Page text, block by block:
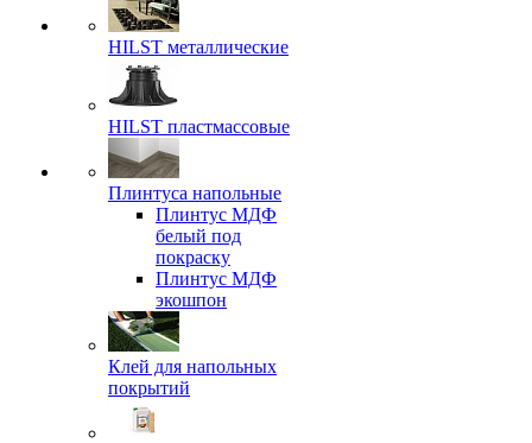
HILST металлические
HILST пластмассовые
Плинтуса напольные
Плинтус МДФ
белый под
покраску
Плинтус МДФ
экошпон
Клей для напольных
покрытий